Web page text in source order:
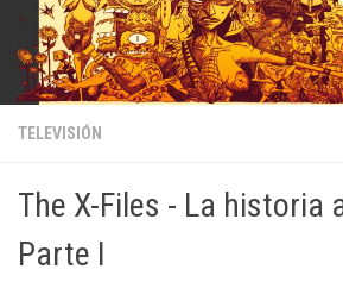
TELEVISIÓN
The X-Files - La historia
Parte I